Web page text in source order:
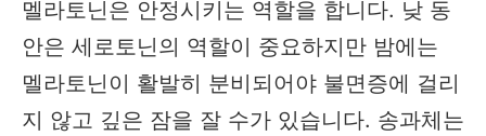
멜라토닌은 안정시키는 역할을 합니다. 낮 동
안은 세로토닌의 역할이 중요하지만 밤에는
멜라토닌이 활발히 분비되어야 불면증에 걸리
지 않고 깊은 잠을 잘 수가 있습니다. 송과체는